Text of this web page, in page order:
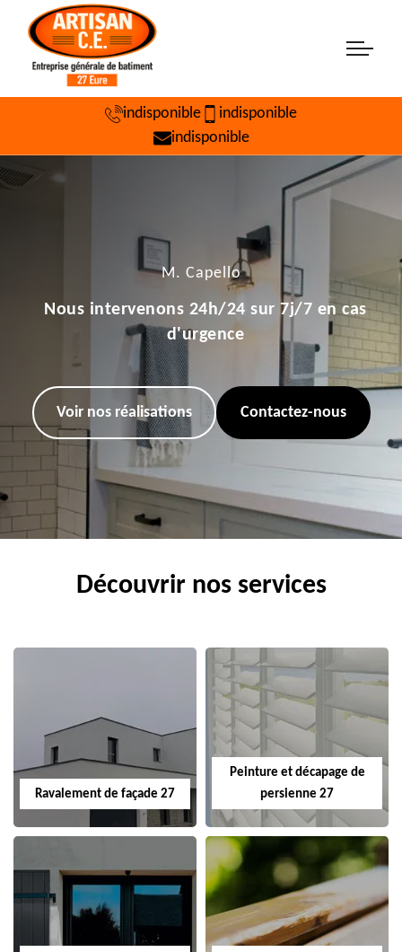
indisponible
indisponible
indisponible
M. Capello
Nous intervenons 24h/24 sur 7j/7 en cas
d'urgence
Voir nos réalisations Contactez-nous
Découvrir nos services
Ravalement de façade 27
Peinture et décapage de
persienne 27